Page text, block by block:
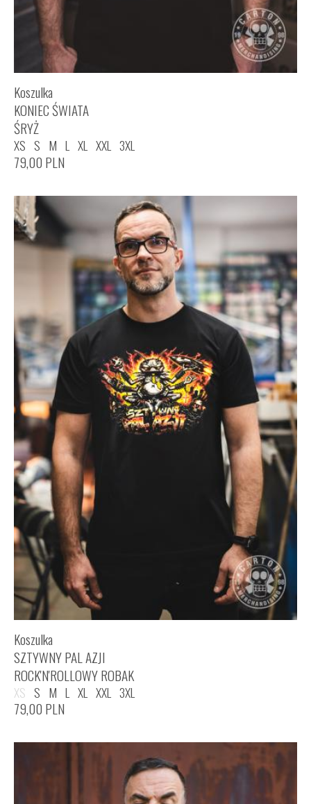
Koszulka
KONIEC ŚWIATA
ŚRYŻ
XS S M L XL XXL 3XL
79,00 PLN
Koszulka
SZTYWNY PAL AZJI
ROCK'N'ROLLOWY ROBAK
XS S M L XL XXL 3XL
79,00 PLN